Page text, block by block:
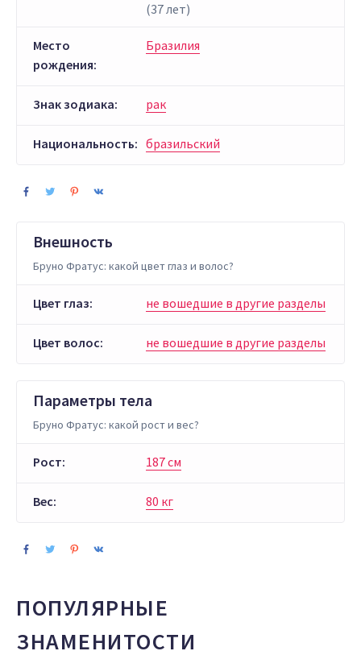
(37 лет)
Место
рождения:
Бразилия
Знак зодиака: рак
Национальность: бразильский
Внешность
Бруно Фратус: какой цвет глаз и волос?
Цвет глаз: не вошедшие в другие разделы
Цвет волос: не вошедшие в другие разделы
Параметры тела
Бруно Фратус: какой рост и вес?
Рост: 187 см
Вес: 80 кг
ПОПУЛЯРНЫЕ
ЗНАМЕНИТОСТИ